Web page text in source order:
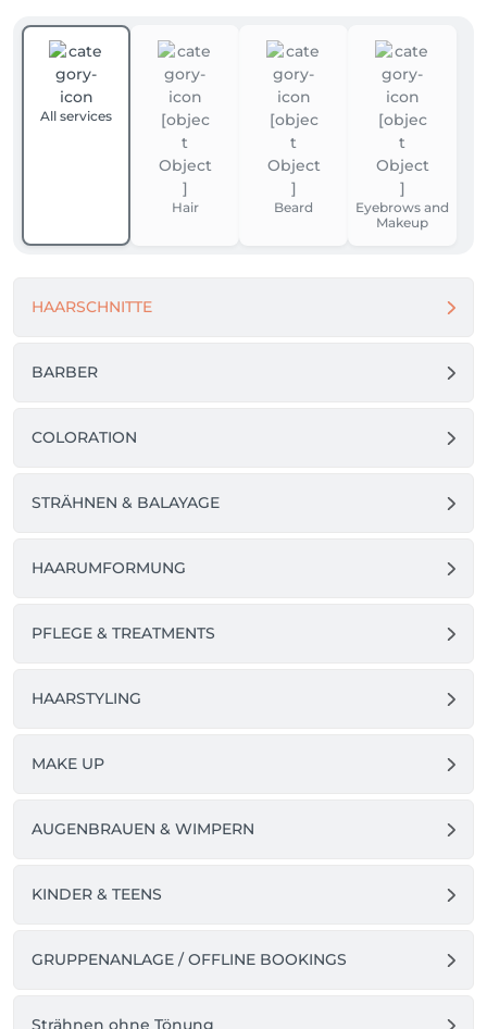
All services
Hair Beard
Eyebrows and
Makeup
HAARSCHNITTE
BARBER
COLORATION
STRÄHNEN & BALAYAGE
HAARUMFORMUNG
PFLEGE & TREATMENTS
HAARSTYLING
MAKE UP
AUGENBRAUEN & WIMPERN
KINDER & TEENS
GRUPPENANLAGE / OFFLINE BOOKINGS
Strähnen ohne Tönung